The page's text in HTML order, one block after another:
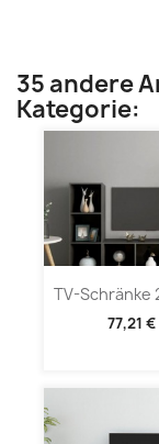
35 andere
Kategorie:
TV-Schränke
77,21 €